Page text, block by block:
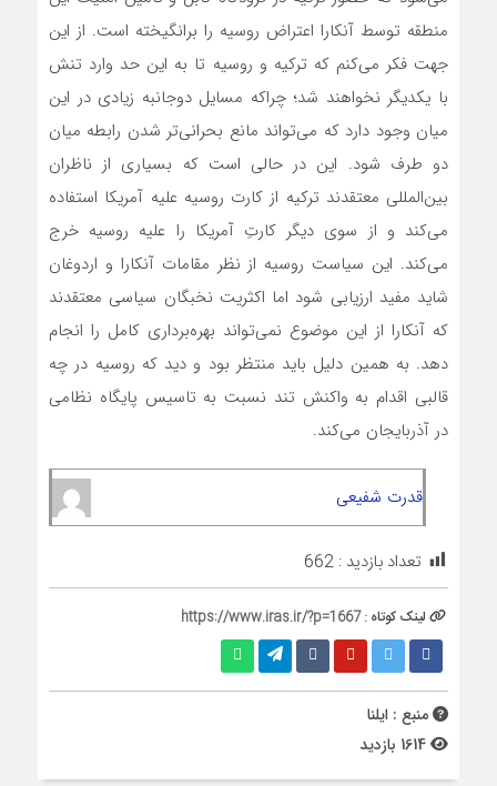
منطقه توسط آنکارا اعتراض روسیه را برانگیخته است. از این
جهت فکر می‌کنم که ترکیه و روسیه تا به این حد وارد تنش
با یکدیگر نخواهند شد؛ چراکه مسایل دوجانبه زیادی در این
میان وجود دارد که می‌تواند مانع بحرانی‌تر شدن رابطه میان
دو طرف شود. این در حالی است که بسیاری از ناظران
بین‌المللی معتقدند ترکیه از کارت روسیه علیه آمریکا استفاده
می‌کند و از سوی دیگر کارتِ آمریکا را علیه روسیه خرج
می‌کند. این سیاست روسیه از نظر مقامات آنکارا و اردوغان
شاید مفید ارزیابی شود اما اکثریت نخبگان سیاسی معتقدند
که آنکارا از این موضوع نمی‌تواند بهره‌برداری کامل را انجام
دهد. به همین دلیل باید منتظر بود و دید که روسیه در چه
قالبی اقدام به واکنش تند نسبت به تاسیس پایگاه نظامی
در آذربایجان می‌کند.
قدرت شفیعی
تعداد بازدید : 662
لینک کوتاه :https://www.iras.ir/?p=1667
منبع : ایلنا